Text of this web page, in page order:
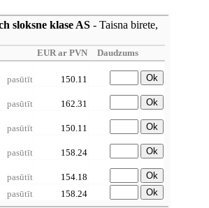
sloksne klase AS - Taisna birete,
EUR ar PVN Daudzums
pasūtīt 150.11 Ok
pasūtīt 162.31 Ok
pasūtīt 150.11 Ok
pasūtīt 158.24 Ok
pasūtīt 154.18
Ok
pasūtīt 158.24 Ok